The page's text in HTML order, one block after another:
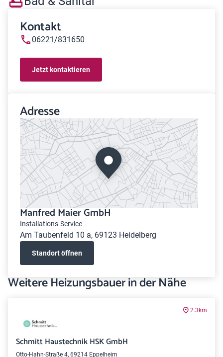
Kontakt
06221/831650
Jetzt kontaktieren
Adresse
Manfred Maier GmbH
Installations-Service
Am Taubenfeld 10 a, 69123 Heidelberg
Standort öffnen
Weitere Heizungsbauer in der Nähe
2.3km
Schmitt Haustechnik HSK GmbH
Otto-Hahn-Straße 4, 69214 Eppelheim